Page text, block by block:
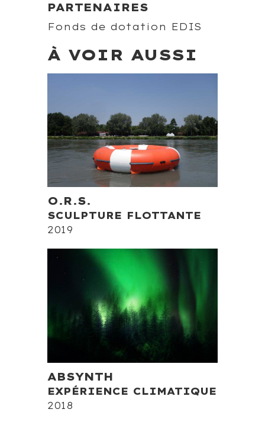
PARTENAIRES
Fonds de dotation EDIS
À VOIR AUSSI
O.R.S.
SCULPTURE FLOTTANTE
2019
ABSYNTH
EXPÉRIENCE CLIMATIQUE
2018